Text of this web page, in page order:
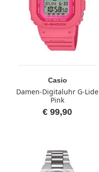
Casio
Damen-Digitaluhr G-Lide
Pink
€ 99,90